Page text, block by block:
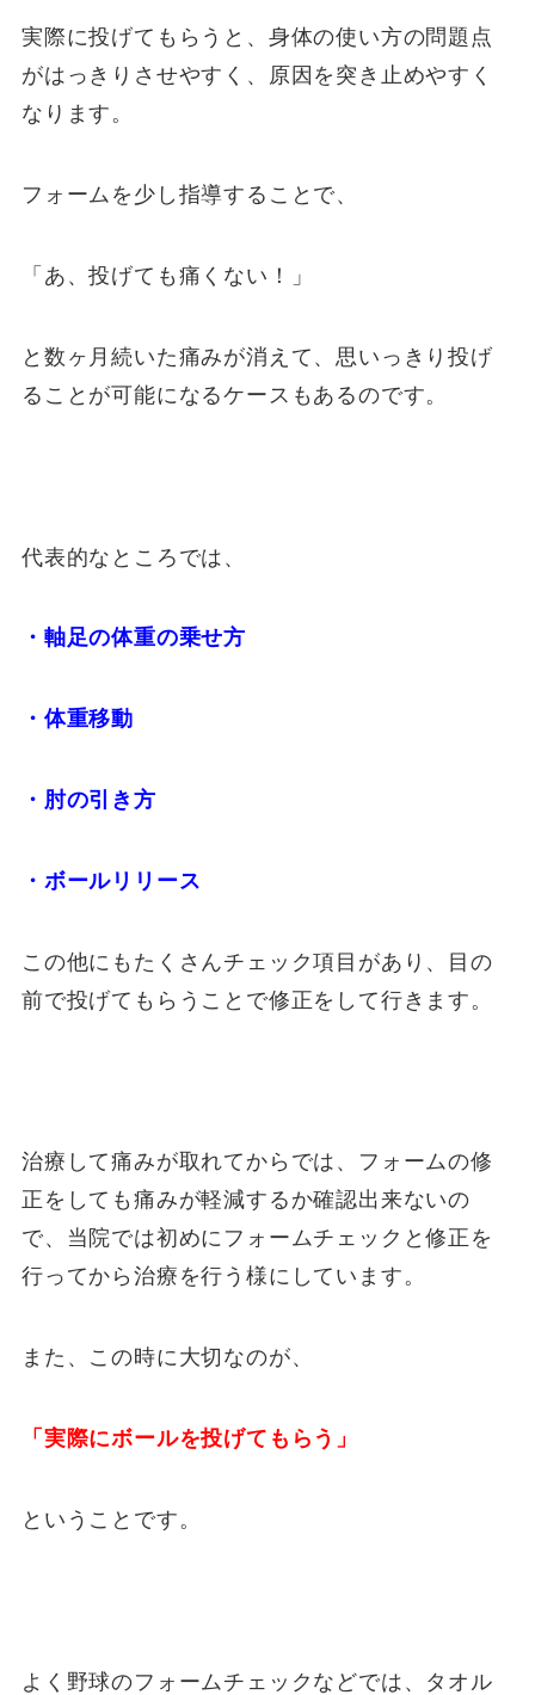
実際に投げてもらうと、身体の使い方の問題点
がはっきりさせやすく、原因を突き止めやすく
なります。
フォームを少し指導することで、
「あ、投げても痛くない！」
と数ヶ月続いた痛みが消えて、思いっきり投げ
ることが可能になるケースもあるのです。
代表的なところでは、
・軸足の体重の乗せ方
・体重移動
・肘の引き方
・ボールリリース
この他にもたくさんチェック項目があり、目の
前で投げてもらうことで修正をして行きます。
治療して痛みが取れてからでは、フォームの修
正をしても痛みが軽減するか確認出来ないの
で、当院では初めにフォームチェックと修正を
行ってから治療を行う様にしています。
また、この時に大切なのが、
「実際にボールを投げてもらう」
ということです。
よく野球のフォームチェックなどでは、タオル